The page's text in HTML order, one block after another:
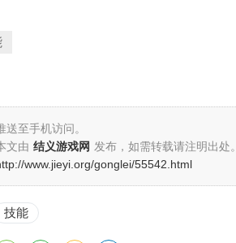
送至手机访问。
文由 结义游戏网 发布，如需转载请注明出处。
www.jieyi.org/gonglei/55542.html
技能